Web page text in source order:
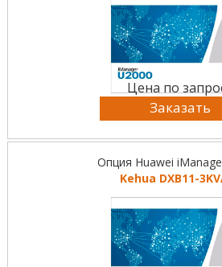
Цена по
Заказать
Опция Huawei
Kehua DXB11-